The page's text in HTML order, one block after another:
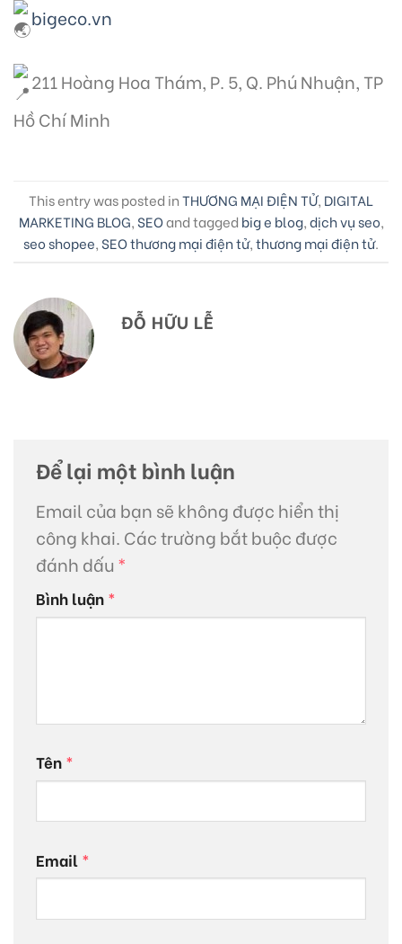
bigeco.vn
211 Hoàng Hoa Thám, P. 5, Q. Phú Nhuận, TP
Hồ Chí Minh
This entry was posted inTHƯƠNG MẠI ĐIỆN TỬ, DIGITAL
MARKETING BLOG, SEOand tagged big e blog,dịch vụ seo,
seo shopee, SEO thương mại điện tử,thương mại điện tử.
ĐỖ HỮU LỄ
Để lại một bình luận
Email của bạn sẽ không được hiển thị
công khai. Các trường bắt buộc được
đánh dấu *
Bình luận*
Tên*
Email*